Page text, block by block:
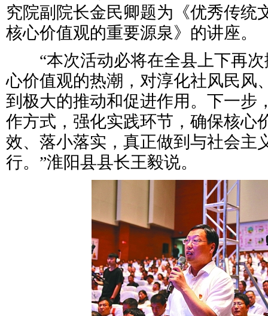
究院副院长金民卿题为《优秀传统
核心价值观的重要源泉》的讲座。
“本次活动必将在全县上下再次
心价值观的热潮，对淳化社风民风
到极大的推动和促进作用。下一步
作方式，强化实践环节，确保核心
效、落小落实，真正做到与社会主
行。”淮阳县县长王毅说。